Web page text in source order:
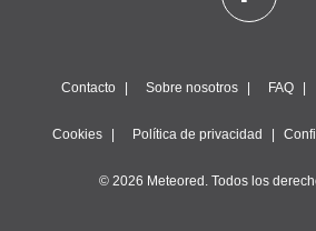
Contacto Sobre nosotros FAQ
Cookies Política de privacidad
© 2026 Meteored. Todos los